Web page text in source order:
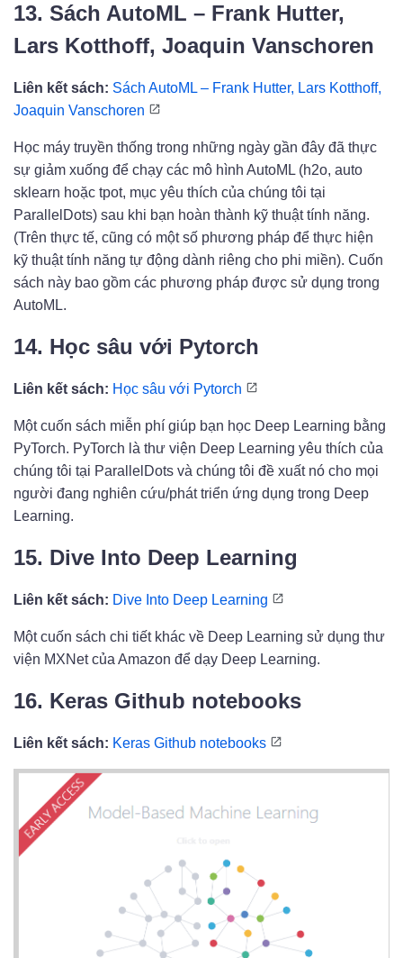
13. Sách AutoML – Frank Hutter,
Lars Kotthoff, Joaquin Vanschoren
Liên kết sách: Sách AutoML – Frank Hutter, Lars Kotthoff,
Joaquin Vanschoren
Học máy truyền thống trong những ngày gần đây đã thực
sự giảm xuống để chạy các mô hình AutoML (h2o, auto
sklearn hoặc tpot, mục yêu thích của chúng tôi tại
ParallelDots) sau khi bạn hoàn thành kỹ thuật tính năng.
(Trên thực tế, cũng có một số phương pháp để thực hiện
kỹ thuật tính năng tự động dành riêng cho phi miền). Cuốn
sách này bao gồm các phương pháp được sử dụng trong
AutoML.
14. Học sâu với Pytorch
Liên kết sách: Học sâu với Pytorch
Một cuốn sách miễn phí giúp bạn học Deep Learning bằng
PyTorch. PyTorch là thư viện Deep Learning yêu thích của
chúng tôi tại ParallelDots và chúng tôi đề xuất nó cho mọi
người đang nghiên cứu/phát triển ứng dụng trong Deep
Learning.
15. Dive Into Deep Learning
Liên kết sách: Dive Into Deep Learning
Một cuốn sách chi tiết khác về Deep Learning sử dụng thư
viện MXNet của Amazon để dạy Deep Learning.
16. Keras Github notebooks
Liên kết sách: Keras Github notebooks